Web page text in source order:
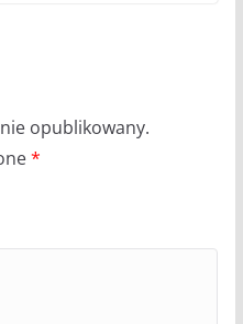
opublikowany.
*